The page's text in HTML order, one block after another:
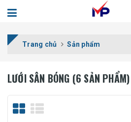
Trang chủ Sản phẩm
LƯỚI SÂN BÓNG (6 SẢN PHẨM)